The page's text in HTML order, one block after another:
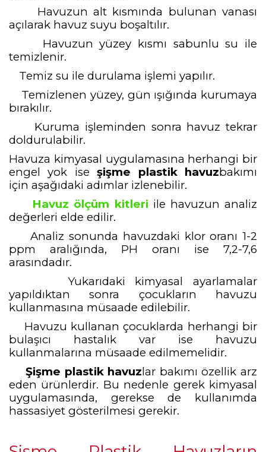
Havuzun alt kısmında bulunan vanası
açılarak havuz suyu boşaltılır.
Havuzun yüzey kısmı sabunlu su ile
temizlenir.
Temiz su ile durulama işlemi yapılır.
Temizlenen yüzey, gün ışığında kurumaya
bırakılır.
Kuruma işleminden sonra havuz tekrar
doldurulabilir.
Havuza kimyasal uygulamasına herhangi bir
engel yok iseşişme plastik havuzbakımı
için aşağıdaki adımlar izlenebilir.
Havuz ölçüm kitleri ile havuzun analiz
değerleri elde edilir.
Analiz sonunda havuzdaki klor oranı 1-2
ppm aralığında, PH oranı ise 7,2-7,6
arasındadır.
Yukarıdaki kimyasal ayarlamalar
yapıldıktan sonra çocukların havuzu
kullanmasına müsaade edilebilir.
Havuzu kullanan çocuklarda herhangi bir
bulaşıcı hastalık var ise havuzu
kullanmalarına müsaade edilmemelidir.
Şişme plastik havuzlar bakımı özellik arz
eden ürünlerdir. Bu nedenle gerek kimyasal
uygulamasında, gerekse de kullanımda
hassasiyet gösterilmesi gerekir.